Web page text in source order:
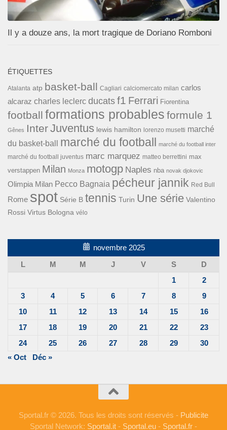
Il y a douze ans, la mort tragique de Doriano Romboni
ÉTIQUETTES
Atalanta atp basket-ball Cagliari calciomercato milan carlos
alcaraz charles leclerc ducats f1 Ferrari Fiorentina
football formations probables formule 1
Gênes InterJuventus lewis hamilton lorenzo musetti marché
du basket-ball
marché du football marché du football inter
marché du football juventus marc marquez matteo berrettini max
verstappen Milan Monza motogp Naples nba novak djokovic
Olimpia Milan Pecco Bagnaia pécheur jannik Red Bull
Rome spot Série B tennis Turin Une série Valentino
Rossi Virtus Bologna vélo
novembre 2025
L
M M J V S
D
1
2
3
4 5 6 7 8
9
10
11 12 13 14 15
16
17
18 19 20 21 22
23
24
25 26 27 28 29
30
« Oct
Déc »
Sportal.fr © 2026. Tous les droits sont réservés - Publicite
Sportal Network: Sportal.it - Sportal.eu - Sportal.fr -